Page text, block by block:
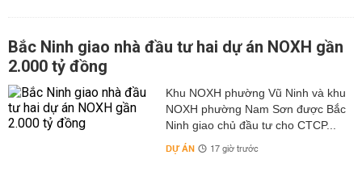
Bắc Ninh giao nhà đầu tư hai dự án NOXH gần
2.000 tỷ đồng
Khu NOXH phường Vũ Ninh và khu
NOXH phường Nam Sơn được Bắc
Ninh giao chủ đầu tư cho CTCP...
DỰ ÁN 17 giờ trước